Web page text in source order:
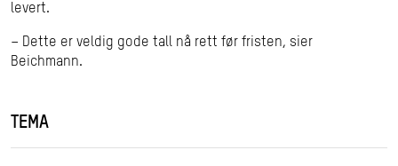
levert.
– Dette er veldig gode tall nå rett før fristen, sier
Beichmann.
TEMA